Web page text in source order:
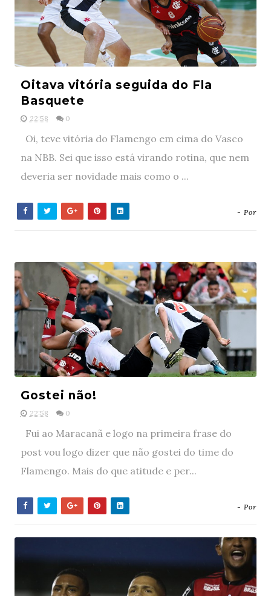
Oitava vitória seguida do Fla
Basquete
22:58 0
Oi, teve vitória do Flamengo em cima do Vasco
na NBB. Sei que isso está virando rotina, que nem
deveria ser novidade mais como o ...
- Por
Gostei não!
22:58 0
Fui ao Maracanã e logo na primeira frase do
post vou logo dizer que não gostei do time do
Flamengo. Mais do que atitude e per...
- Por